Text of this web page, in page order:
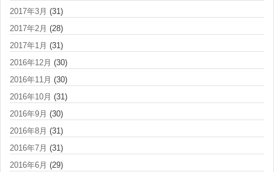
2017年3月 (31)
2017年2月 (28)
2017年1月 (31)
2016年12月 (30)
2016年11月 (30)
2016年10月 (31)
2016年9月 (30)
2016年8月 (31)
2016年7月 (31)
2016年6月 (29)